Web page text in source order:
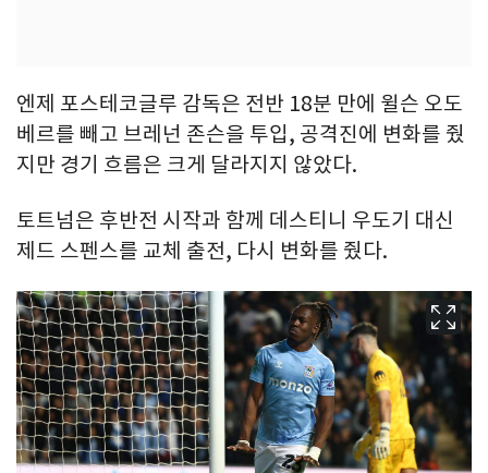
엔제 포스테코글루 감독은 전반 18분 만에 윌슨 오도
베르를 빼고 브레넌 존슨을 투입, 공격진에 변화를 줬
지만 경기 흐름은 크게 달라지지 않았다.
토트넘은 후반전 시작과 함께 데스티니 우도기 대신
제드 스펜스를 교체 출전, 다시 변화를 줬다.